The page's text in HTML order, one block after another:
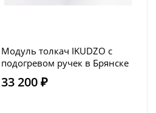
Модуль толкач IKUDZO с
подогревом ручек в Брянске
33 200 ₽